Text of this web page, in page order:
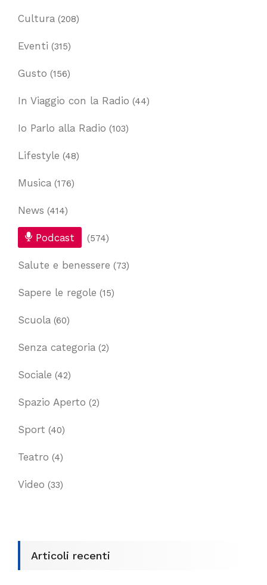
Cultura (208)
Eventi (315)
Gusto (156)
In Viaggio con la Radio (44)
Io Parlo alla Radio (103)
Lifestyle (48)
Musica (176)
News (414)
Podcast (574)
Salute e benessere (73)
Sapere le regole (15)
Scuola (60)
Senza categoria (2)
Sociale (42)
Spazio Aperto (2)
Sport (40)
Teatro (4)
Video (33)
Articoli recenti